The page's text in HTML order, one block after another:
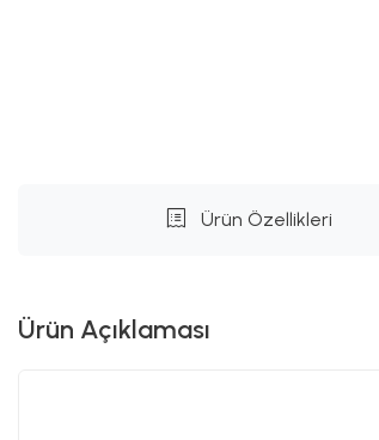
Ürün Özellikleri
Ürün Açıklaması